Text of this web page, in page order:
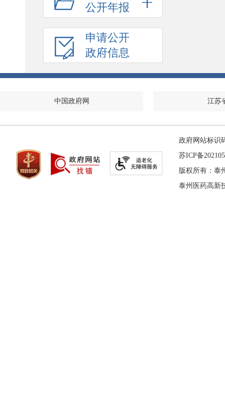
公开年报
申请公开
政府信息
中国政府网 江苏
政府网站标识
苏ICP备
版权所有：泰
泰州医药高新